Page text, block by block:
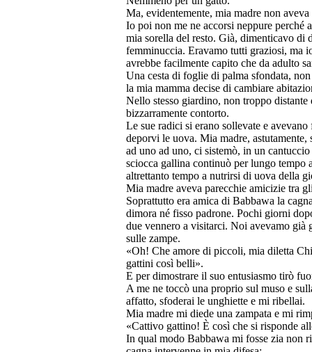
Ma, evidentemente, mia madre non
Io poi non me ne accorsi neppure
mia sorella del resto. Già, dimenticavo di
femminuccia. Eravamo tutti graziosi, ma
avrebbe facilmente capito che da adulto
Una cesta di foglie di palma sfondata,
la mia mamma decise di cambiare
Nello stesso giardino, non troppo
bizzarramente contorto.
Le sue radici si erano sollevate e
deporvi le uova. Mia madre,
ad uno ad uno, ci sistemò, in un
sciocca gallina continuò per lungo tempo
altrettanto tempo a nutrirsi di uova della
Mia madre aveva parecchie amicizie tra
Soprattutto era amica di Babbawa la
dimora né fisso padrone. Pochi giorni
due vennero a visitarci. Noi avevamo già
sulle zampe.
«Oh! Che amore di piccoli, mia diletta
gattini così belli».
E per dimostrare il suo entusiasmo tirò
A me ne toccò una proprio sul muso e
affatto, sfoderai le unghiette e mi ribellai.
Mia madre mi diede una zampata e mi
«Cattivo gattino! È così che si risponde
In qual modo Babbawa mi fosse zia non